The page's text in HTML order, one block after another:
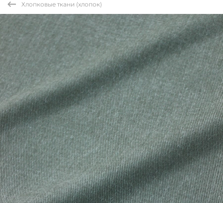
Хлопковые ткани (хлопок)